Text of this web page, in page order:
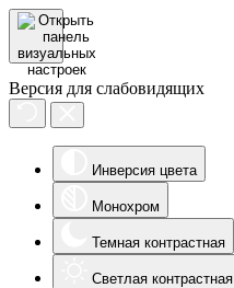
Версия для слабовидящих
Инверсия цвета
Монохром
Темная контрастная
Светлая контрастная